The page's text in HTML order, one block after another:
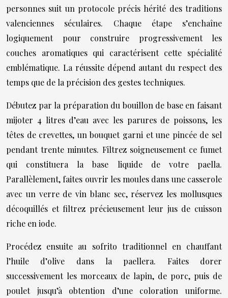
personnes suit un protocole précis hérité des traditions
valenciennes séculaires. Chaque étape s’enchaîne
logiquement pour construire progressivement les
couches aromatiques qui caractérisent cette spécialité
emblématique. La réussite dépend autant du respect des
temps que de la précision des gestes techniques.
Débutez par la préparation du bouillon de base en faisant
mijoter 4 litres d’eau avec les parures de poissons, les
têtes de crevettes, un bouquet garni et une pincée de sel
pendant trente minutes. Filtrez soigneusement ce fumet
qui constituera la base liquide de votre paella.
Parallèlement, faites ouvrir les moules dans une casserole
avec un verre de vin blanc sec, réservez les mollusques
décoquillés et filtrez précieusement leur jus de cuisson
riche en iode.
Procédez ensuite au sofrito traditionnel en chauffant
l’huile d’olive dans la paellera. Faites dorer
successivement les morceaux de lapin, de porc, puis de
poulet jusqu’à obtention d’une coloration uniforme.